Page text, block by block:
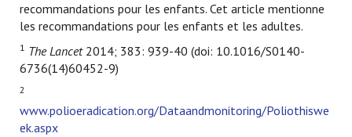
recommandations pour les enfants. Cet article mentionne
les recommandations pour les enfants et les adultes.
1 The Lancet2014; 383: 939-40 (doi: 10.1016/S0140-
6736(14)60452-9)
2
www.polioeradication.org/Dataandmonitoring/Poliothiswe
ek.aspx